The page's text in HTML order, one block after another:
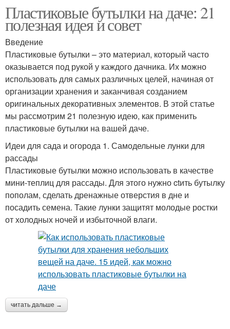
Пластиковые бутылки на даче: 21
полезная идея и совет
Введение
Пластиковые бутылки – это материал, который часто
оказывается под рукой у каждого дачника. Их можно
использовать для самых различных целей, начиная от
организации хранения и заканчивая созданием
оригинальных декоративных элементов. В этой статье
мы рассмотрим 21 полезную идею, как применить
пластиковые бутылки на вашей даче.
Идеи для сада и огорода 1. Самодельные лунки для
рассады
Пластиковые бутылки можно использовать в качестве
мини-теплиц для рассады. Для этого нужно ctить бутылку
пополам, сделать дренажные отверстия в дне и
посадить семена. Такие лунки защитят молодые ростки
от холодных ночей и избыточной влаги.
читать дальше →